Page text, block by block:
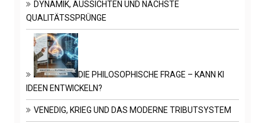
DYNAMIK, AUSSICHTEN UND NÄCHSTE
QUALITÄTSSPRÜNGE
DIE PHILOSOPHISCHE FRAGE – KANN KI
IDEEN ENTWICKELN?
VENEDIG, KRIEG UND DAS MODERNE TRIBUTSYSTEM